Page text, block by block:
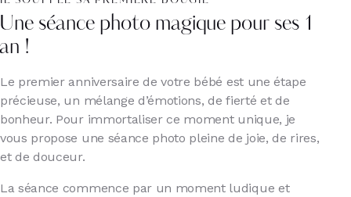
Une séance photo magique pour ses 1
an !
Le premier anniversaire de votre bébé est une étape
précieuse, un mélange d’émotions, de fierté et de
bonheur. Pour immortaliser ce moment unique, je
vous propose une séance photo pleine de joie, de rires,
et de douceur.
La séance commence par un moment ludique et